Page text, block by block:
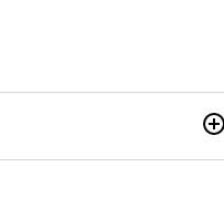
e la mia Honda CBF500. Non ho